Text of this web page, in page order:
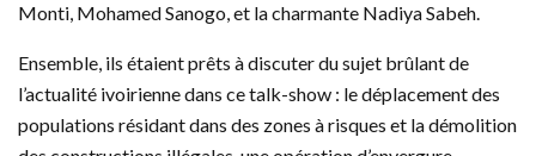
Monti, Mohamed Sanogo, et la charmante Nadiya Sabeh.
Ensemble, ils étaient prêts à discuter du sujet brûlant de
l’actualité ivoirienne dans ce talk-show : le déplacement des
populations résidant dans des zones à risques et la démolition